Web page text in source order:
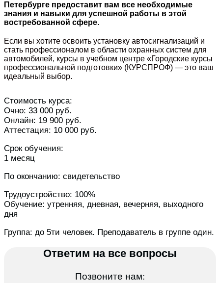
Петербурге предоставит вам все необходимые
знания и навыки для успешной работы в этой
востребованной сфере.
Если вы хотите освоить установку автосигнализаций и
стать профессионалом в области охранных систем для
автомобилей, курсы в учебном центре «Городские курсы
профессиональной подготовки» (КУРСПРОФ) — это ваш
идеальный выбор.
Стоимость курса:
Очно: 33 000 руб.
Онлайн: 19 900 руб.
Аттестация: 10 000 руб.
Срок обучения:
1 месяц
По окончанию: свидетельство
Трудоустройство: 100%
Обучение: утренняя, дневная, вечерняя, выходного
дня
Группа: до 5ти человек. Преподаватель в группе один.
Ответим на все вопросы
Позвоните нам: